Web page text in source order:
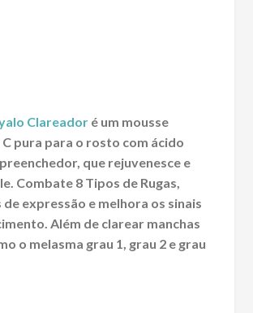
Clareadoré um mousse
pura para o rosto com ácido
que rejuvenesce e
Combate 8 Tipos de Rugas,
de expressão e melhora os sinais
Além de clarear manchas
o melasma grau 1, grau 2 e grau